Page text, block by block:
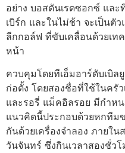
อย่าง บอสตันเรดซอกซ์ แล
เบิร์ก และในไม่ช้า จะเป็น
ลีกกอล์ฟ ที่ขับเคลื่อนด้วยเท
หน้า
ควบคุมโดยทีเอ็มอาร์ดับเบิล
ก่อตั้ง โดยสองชื่อที่ใช้ในครั
และรอรี่ แม็คอิลรอย มีกําห
แนวคิดนี้ประกอบด้วยหกทีม
กันด้วยเครื่องจําลอง ภายใ
วันจันทร์ ซึ่งกินเวลาสองชั่ว